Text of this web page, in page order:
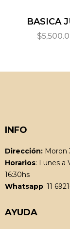
BASICA
$
INFO
Dirección: Moron
Horarios: Lunes a
16:30hs
Whatsapp: 11
AYUDA